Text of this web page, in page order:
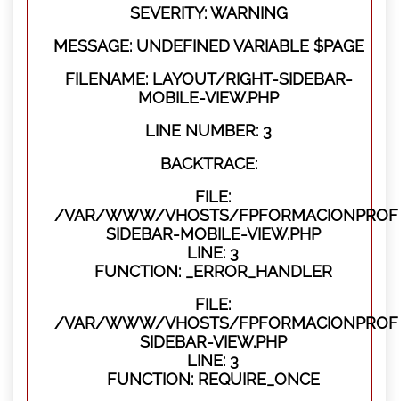
SEVERITY: WARNING
MESSAGE: UNDEFINED VARIABLE $PAGE
FILENAME: LAYOUT/RIGHT-SIDEBAR-
MOBILE-VIEW.PHP
LINE NUMBER: 3
BACKTRACE:
FILE:
/VAR/WWW/VHOSTS/
SIDEBAR-MOBILE-VIEW.PHP
LINE: 3
FUNCTION: _ERROR_HANDLER
FILE:
/VAR/WWW/VHOSTS/
SIDEBAR-VIEW.PHP
LINE: 3
FUNCTION: REQUIRE_ONCE